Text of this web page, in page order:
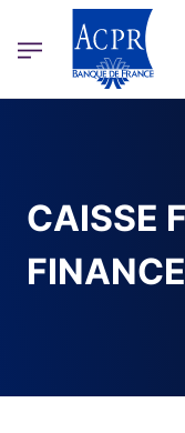
ACPR Menu Principal
CAISSE